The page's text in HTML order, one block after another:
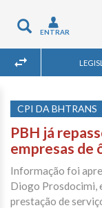
Toggle
navigation
ENTRAR
CPI DA BHTRANS
PBH já
empresas de
Informação foi
Diogo Prosdocimi,
prestação de